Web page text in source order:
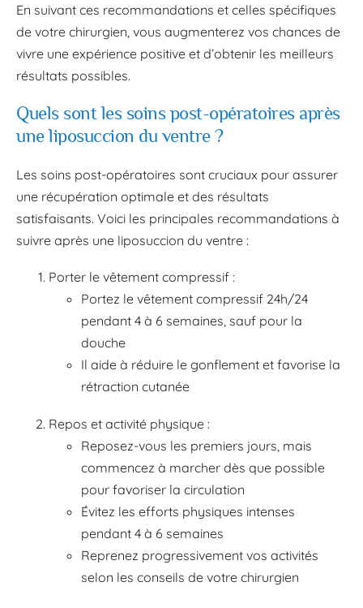
En suivant ces recommandations et celles spécifiques
de votre chirurgien, vous augmenterez vos chances de
vivre une expérience positive et d’obtenir les meilleurs
résultats possibles.
Quels sont les soins post-opératoires après
une liposuccion du ventre ?
Les soins post-opératoires sont cruciaux pour assurer
une récupération optimale et des résultats
satisfaisants. Voici les principales recommandations à
suivre après une liposuccion du ventre :
Porter le vêtement compressif :
Portez le vêtement compressif 24h/24
pendant 4 à 6 semaines, sauf pour la
douche
Il aide à réduire le gonflement et favorise la
rétraction cutanée
Repos et activité physique :
Reposez-vous les premiers jours, mais
commencez à marcher dès que possible
pour favoriser la circulation
Évitez les efforts physiques intenses
pendant 4 à 6 semaines
Reprenez progressivement vos activités
selon les conseils de votre chirurgien